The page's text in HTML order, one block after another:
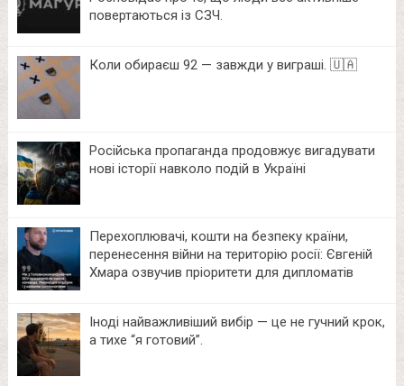
повертаються із СЗЧ.
Коли обираєш 92 — завжди у виграші. 🇺🇦
Російська пропаганда продовжує вигадувати
нові історії навколо подій в Україні
Перехоплювачі, кошти на безпеку країни,
перенесення війни на територію росії: Євгеній
Хмара озвучив пріоритети для дипломатів
Іноді найважливіший вибір — це не гучний крок,
а тихе “я готовий”.